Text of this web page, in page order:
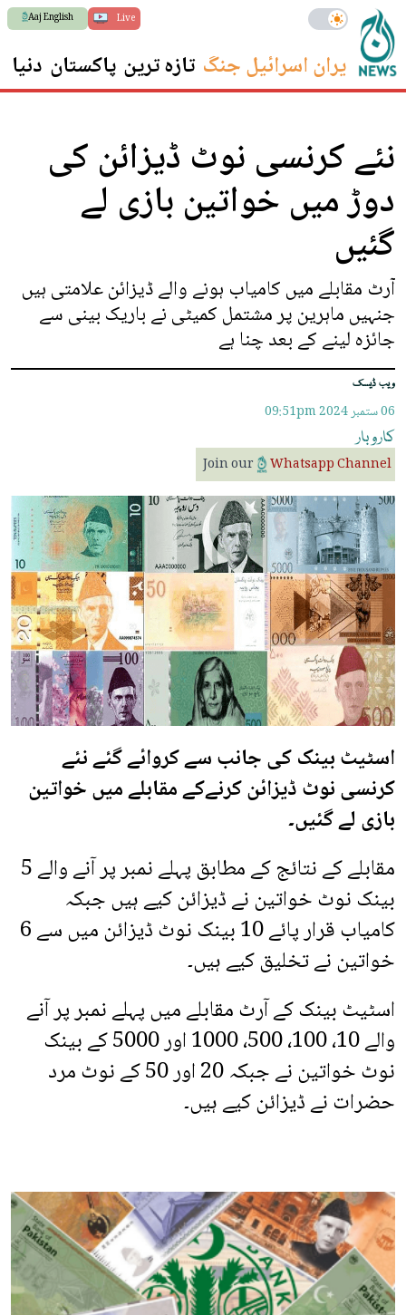
Live
Aaj English
ایران اسرائیل جنگ تازہ ترین پاکستان دنیا
نئے کرنسی نوٹ ڈیزائن کی
دوڑ میں خواتین بازی لے
گئیں
آرٹ مقابلے میں کامیاب ہونے والے ڈیزائن علامتی ہیں
جنہیں ماہرین پر مشتمل کمیٹی نے باریک بینی سے
جائزہ لینے کے بعد چنا ہے
ویب ڈیسک
06 ستمبر 2024 09:51pm
کاروبار
Join our Whatsapp Channel
اسٹیٹ بینک کی جانب سے کروائے گئے نئے
کرنسی نوٹ ڈیزائن کرنےکے مقابلے میں خواتین
بازی لے گئیں۔
مقابلے کے نتائج کے مطابق پہلے نمبر پر آنے والے 5
بینک نوٹ خواتین نے ڈیزائن کیے ہیں جبکہ
کامیاب قرار پائے 10 بینک نوٹ ڈیزائن میں سے 6
خواتین نے تخلیق کیے ہیں۔
اسٹیٹ بینک کے آرٹ مقابلے میں پہلے نمبر پر آنے
والے 10، 100، 500، 1000 اور 5000 کے بینک
نوٹ خواتین نے جبکہ 20 اور 50 کے نوٹ مرد
حضرات نے ڈیزائن کیے ہیں۔